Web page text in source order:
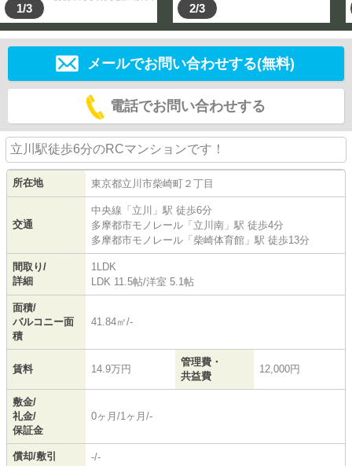
1/3 2/3
メールでお問い合わせする(無料)
電話でお問い合わせする
立川駅徒歩6分のRCマンションです！
所在地 東京都立川市柴崎町 ２丁目
交通
中央線 「立川 」駅 徒歩6分
多摩都市モノレール 「立川南 」駅 徒歩4分
多摩都市モノレール 「柴崎体育館 」駅 徒歩13分
間取り/
詳細
1LDK
LDK 11.5帖/洋室 5.1帖
面積/
バルコニー面
積
41.84㎡/-
賃料 14.9万円
管理費・
共益費
12,000円
敷金/
礼金/
保証金
0ヶ月/1ヶ月/-
償却/敷引 -/-